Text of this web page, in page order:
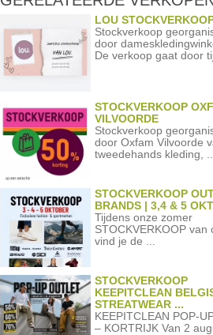
LOU
Stockverkoop
door
De verkoop gaat door
STOCKVERKOOP
VILVOORDE
Stockverkoop
door Oxfam Vilvoorde
tweedehands kleding, ...
STOCKVERKOOP
BRANDS | 3,4 & 5
Tijdens onze zomer
STOCKVERKOOP van
vind je de ...
STOCKVERKOOP
KEEPITCLEAN
STREATWEAR ...
KEEPITCLEAN POP-
– KORTRIJK Van 2